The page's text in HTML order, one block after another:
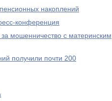
накоплений
конференция
мошенничество с материнским
получили почти 200